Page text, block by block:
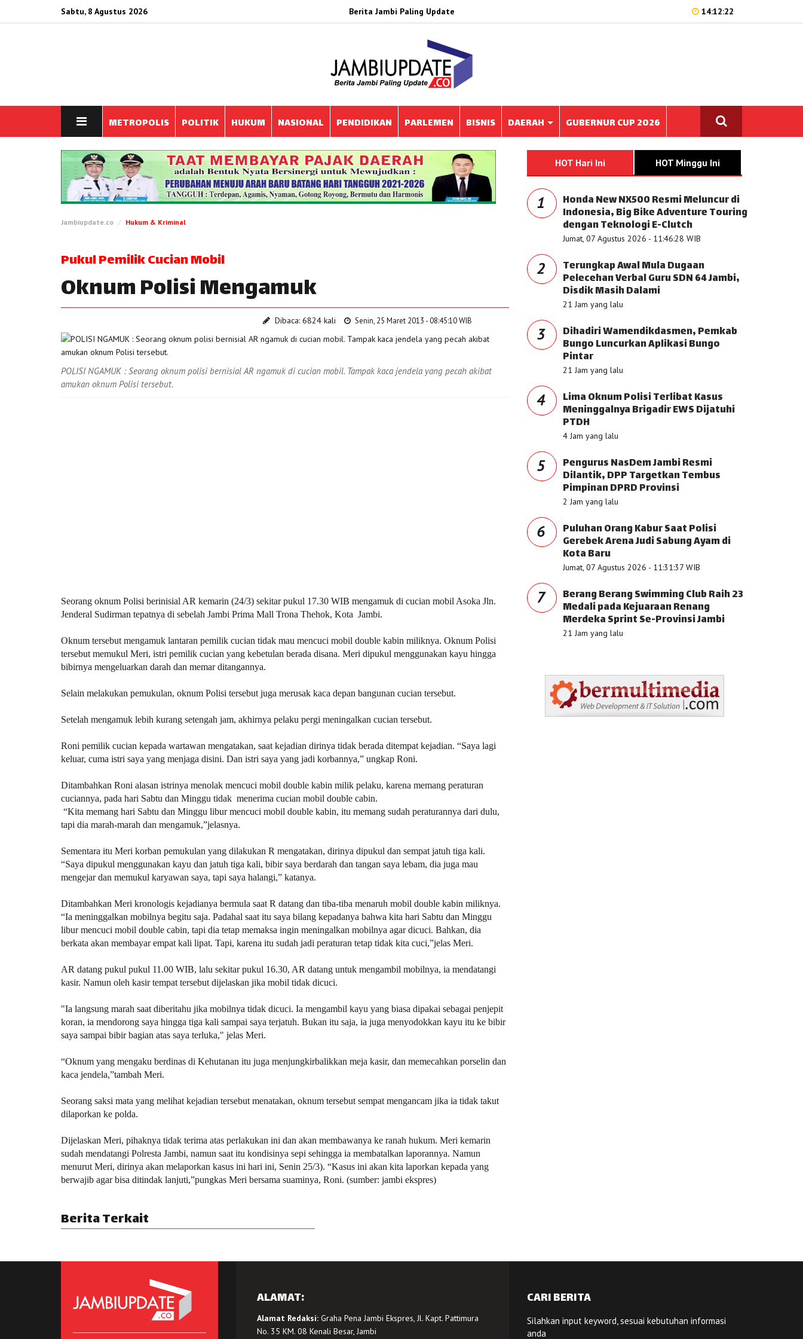
Sabtu, 8 Agustus 2026 Berita Jambi Paling Update 14:12:22
METROPOLIS POLITIK HUKUM NASIONAL PENDIDIKAN PARLEMEN BISNIS DAERAH GUBERNUR CUP 2026
Jambiupdate.co Hukum & Kriminal
Pukul Pemilik Cucian Mobil
Oknum Polisi Mengamuk
Dibaca: 6824 kali Senin, 25 Maret 2013 - 08:45:10 WIB
POLISI NGAMUK : Seorang oknum polisi bernisial AR ngamuk di cucian mobil. Tampak kaca jendela yang pecah akibat
amukan oknum Polisi tersebut.
Seorang oknum Polisi berinisial AR kemarin (24/3) sekitar pukul 17.30 WIB mengamuk di cucian mobil Asoka Jln.
Jenderal Sudirman tepatnya di sebelah Jambi Prima Mall Trona Thehok, Kota Jambi.
Oknum tersebut mengamuk lantaran pemilik cucian tidak mau mencuci mobil double kabin miliknya. Oknum Polisi
tersebut memukul Meri, istri pemilik cucian yang kebetulan berada disana. Meri dipukul menggunakan kayu hingga
bibirnya mengeluarkan darah dan memar ditangannya.
Selain melakukan pemukulan, oknum Polisi tersebut juga merusak kaca depan bangunan cucian tersebut.
Setelah mengamuk lebih kurang setengah jam, akhirnya pelaku pergi meningalkan cucian tersebut.
Roni pemilik cucian kepada wartawan mengatakan, saat kejadian dirinya tidak berada ditempat kejadian. “Saya lagi
keluar, cuma istri saya yang menjaga disini. Dan istri saya yang jadi korbannya,” ungkap Roni.
Ditambahkan Roni alasan istrinya menolak mencuci mobil double kabin milik pelaku, karena memang peraturan
cuciannya, pada hari Sabtu dan Minggu tidak menerima cucian mobil double cabin.
“Kita memang hari Sabtu dan Minggu libur mencuci mobil double kabin, itu memang sudah peraturannya dari dulu,
tapi dia marah-marah dan mengamuk,”jelasnya.
Sementara itu Meri korban pemukulan yang dilakukan R mengatakan, dirinya dipukul dan sempat jatuh tiga kali.
“Saya dipukul menggunakan kayu dan jatuh tiga kali, bibir saya berdarah dan tangan saya lebam, dia juga mau
mengejar dan memukul karyawan saya, tapi saya halangi,” katanya.
Ditambahkan Meri kronologis kejadianya bermula saat R datang dan tiba-tiba menaruh mobil double kabin miliknya.
“Ia meninggalkan mobilnya begitu saja. Padahal saat itu saya bilang kepadanya bahwa kita hari Sabtu dan Minggu
libur mencuci mobil double cabin, tapi dia tetap memaksa ingin meningalkan mobilnya agar dicuci. Bahkan, dia
berkata akan membayar empat kali lipat. Tapi, karena itu sudah jadi peraturan tetap tidak kita cuci,”jelas Meri.
AR datang pukul pukul 11.00 WIB, lalu sekitar pukul 16.30, AR datang untuk mengambil mobilnya, ia mendatangi
kasir. Namun oleh kasir tempat tersebut dijelaskan jika mobil tidak dicuci.
"Ia langsung marah saat diberitahu jika mobilnya tidak dicuci. Ia mengambil kayu yang biasa dipakai sebagai penjepit
koran, ia mendorong saya hingga tiga kali sampai saya terjatuh. Bukan itu saja, ia juga menyodokkan kayu itu ke bibir
saya sampai bibir bagian atas saya terluka," jelas Meri.
“Oknum yang mengaku berdinas di Kehutanan itu juga menjungkirbalikkan meja kasir, dan memecahkan porselin dan
kaca jendela,”tambah Meri.
Seorang saksi mata yang melihat kejadian tersebut menatakan, oknum tersebut sempat mengancam jika ia tidak takut
dilaporkan ke polda.
Dijelaskan Meri, pihaknya tidak terima atas perlakukan ini dan akan membawanya ke ranah hukum. Meri kemarin
sudah mendatangi Polresta Jambi, namun saat itu kondisinya sepi sehingga ia membatalkan laporannya. Namun
menurut Meri, dirinya akan melaporkan kasus ini hari ini, Senin 25/3). “Kasus ini akan kita laporkan kepada yang
berwajib agar bisa ditindak lanjuti,”pungkas Meri bersama suaminya, Roni. (sumber: jambi ekspres)
Berita Terkait
HOT Hari Ini HOT Minggu Ini
1 Honda New NX500 Resmi Meluncur di
Indonesia, Big Bike Adventure Touring
dengan Teknologi E-Clutch
Jumat, 07 Agustus 2026 - 11:46:28 WIB
2 Terungkap Awal Mula Dugaan
Pelecehan Verbal Guru SDN 64 Jambi,
Disdik Masih Dalami
21 Jam yang lalu
3 Dihadiri Wamendikdasmen, Pemkab
Bungo Luncurkan Aplikasi Bungo
Pintar
21 Jam yang lalu
4 Lima Oknum Polisi Terlibat Kasus
Meninggalnya Brigadir EWS Dijatuhi
PTDH
4 Jam yang lalu
5 Pengurus NasDem Jambi Resmi
Dilantik, DPP Targetkan Tembus
Pimpinan DPRD Provinsi
2 Jam yang lalu
6 Puluhan Orang Kabur Saat Polisi
Gerebek Arena Judi Sabung Ayam di
Kota Baru
Jumat, 07 Agustus 2026 - 11:31:37 WIB
7 Berang Berang Swimming Club Raih 23
Medali pada Kejuaraan Renang
Merdeka Sprint Se-Provinsi Jambi
21 Jam yang lalu
ALAMAT:
Alamat Redaksi:Graha Pena Jambi Ekspres, Jl. Kapt. Pattimura
No. 35 KM. 08 Kenali Besar, Jambi
CARI BERITA
Silahkan input keyword, sesuai kebutuhan informasi
anda